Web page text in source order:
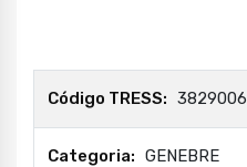
Código TRESS: 3829006
Categoria: GENEBRE